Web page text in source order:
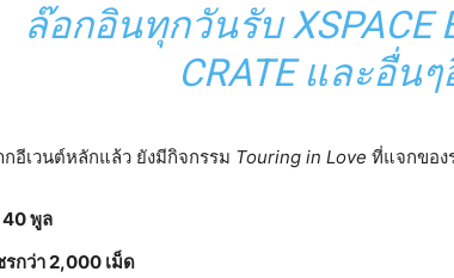
ล๊อกอินทุกวันรับ XSPACE
CRATE และอื่น
อีเวนต์หลักแล้ว ยังมีกิจกรรม Touring in Love ที่แจกของ
40 พูล
รกว่า 2,000 เม็ด